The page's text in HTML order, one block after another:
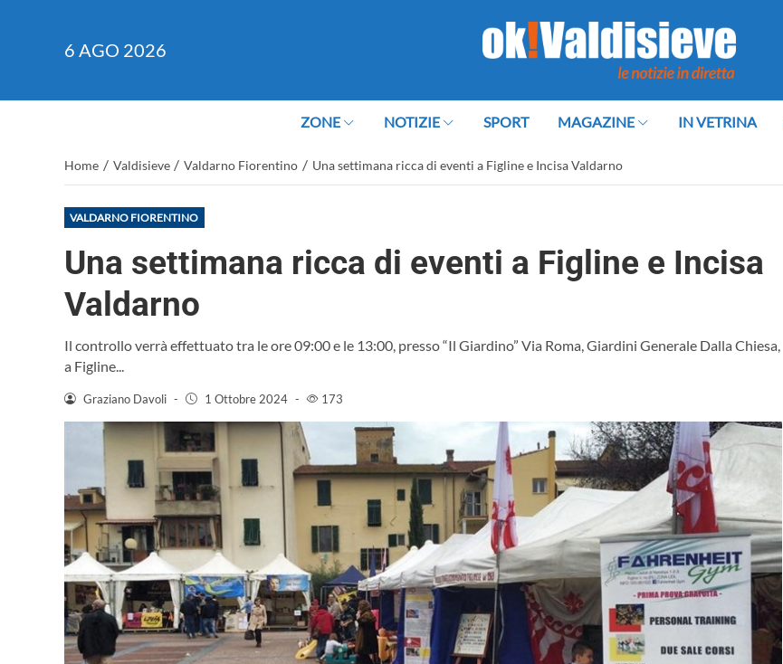
6 AGO 2026
ZONE NOTIZIE SPORT MAGAZINE IN VETRINA
Home / Valdisieve / Valdarno Fiorentino / Una settimana ricca di eventi a Figline e Incisa Valdarno
VALDARNO FIORENTINO
Una settimana ricca di eventi a Figline e Incisa
Valdarno
Il controllo verrà effettuato tra le ore 09:00 e le 13:00, presso “Il Giardino” Via Roma, Giardini Generale Dalla Chiesa,
a Figline...
Graziano Davoli - 1 Ottobre 2024 - 173